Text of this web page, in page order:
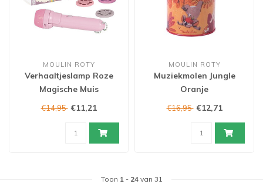
MOULIN ROTY
Verhaaltjeslamp Roze
Magische Muis
€14,95 €11,21
MOULIN ROTY
Muziekmolen Jungle
Oranje
€16,95 €12,71
Toon 1- 24van 31